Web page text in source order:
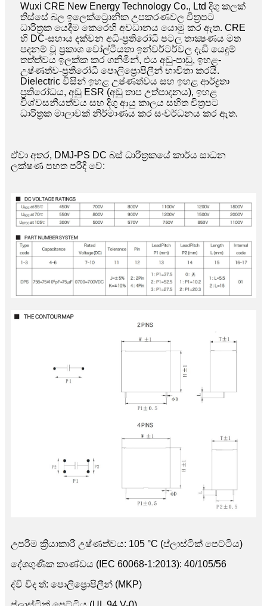
Wuxi CRE New Energy Technology Co., Ltd දිගු කලක්
තිස්සේ බල ඉලෙක්ට්‍රොනික උපකරණවල චිත්‍රපට
ධාරිත්‍රක යෙදීම කෙරෙහි අවධානය යොමු කර ඇත. CRE
හි DC-සහාය දක්වන අධි-ප්‍රතිරෝධී පටල තාක්‍ෂණය මත
පදනම් වූ ප්‍රකාශ වෝල්ටීයතා ඉන්වර්ටර්වල දැඩි යෙදුම්
තත්ත්වය ඉලක්ක කර ගනිමින්, එය අඩු-පාඩු, ඉහළ-
උෂ්ණත්ව-ප්‍රතිරෝධී පොලිප්‍රොපිලීන් භාවිතා කරයි.
Dielectric විසින් ඉහළ උෂ්ණත්වය සහ ඉහළ ආර්ද්‍රතා
ප්‍රතිරෝධය, අඩු ESR (අඩු තාප උත්පාදනය), ඉහළ
විශ්වසනීයත්වය සහ දිගු ආයු කාලය සහිත චිත්‍රපට
ධාරිත්‍රක මාලාවක් නිර්මාණය කර සංවර්ධනය කර ඇත.
ඒවා අතර, DMJ-PS DC බස් ධාරිත්‍රකයේ කාර්ය සාධන
ලක්ෂණ පහත පරිදි වේ:
උපරිම ක්‍රියාකාරී උෂ්ණත්වය: 105 °C (ප්ලාස්ටික් පෙට්ටිය)
දේශගුණික කාණ්ඩය (IEC 60068-1:2013): 40/105/56
ද්වි විද ත්: පොලිප්‍රොපිලීන් (MKP)